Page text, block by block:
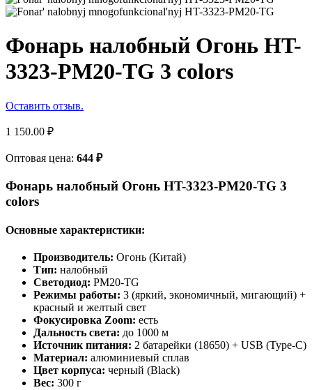
Фонарь налобный Огонь HT-
3323-PM20-TG 3 colors
Оставить отзыв.
1 150.00 ₽
Оптовая цена: 644 ₽
Фонарь налобный Огонь HT-3323-PM20-TG 3
colors
Основные характеристики:
Производитель: Огонь (Китай)
Тип: налобный
Светодиод: PM20-TG
Режимы работы: 3 (яркий, экономичный, мигающий) +
красный и желтый свет
Фокусировка Zoom: есть
Дальность света: до 1000 м
Источник питания: 2 батарейки (18650) + USB (Type-C)
Материал: алюминиевый сплав
Цвет корпуса: черный (Black)
Вес: 300 г